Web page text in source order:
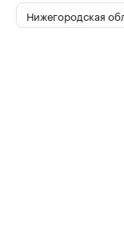
Нижегородская